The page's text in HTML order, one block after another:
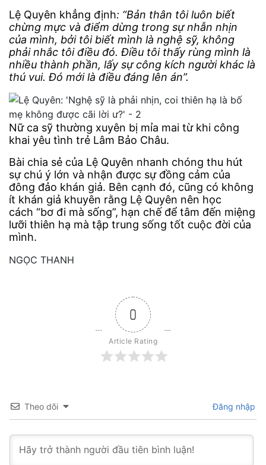
Lệ Quyên khẳng định: “Bản thân tôi luôn biết
chừng mực và điểm dừng trong sự nhẫn nhịn
của mình, bởi tôi biết mình là nghệ sỹ, không
phải nhắc tôi điều đó. Điều tôi thấy rùng mình là
nhiều thành phần, lấy sự công kích người khác là
thú vui. Đó mới là điều đáng lên án”.
Nữ ca sỹ thường xuyên bị mỉa mai từ khi công
khai yêu tình trẻ Lâm Bảo Châu.
Bài chia sẻ của Lệ Quyên nhanh chóng thu hút
sự chú ý lớn và nhận được sự đồng cảm của
đông đảo khán giả. Bên cạnh đó, cũng có không
ít khán giả khuyên rằng Lệ Quyên nên học
cách “bơ đi mà sống”, hạn chế để tâm đến miệng
lưỡi thiên hạ mà tập trung sống tốt cuộc đời của
mình.
NGỌC THANH
0
Article Rating
Theo dõi Đăng nhập